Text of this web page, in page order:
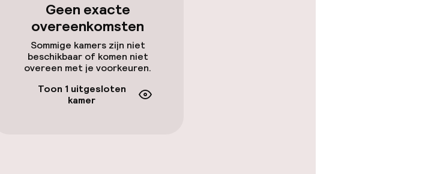
Geen exacte
overeenkomsten
Sommige kamers zijn niet
beschikbaar of komen niet
overeen met je voorkeuren.
Toon 1 uitgesloten
kamer